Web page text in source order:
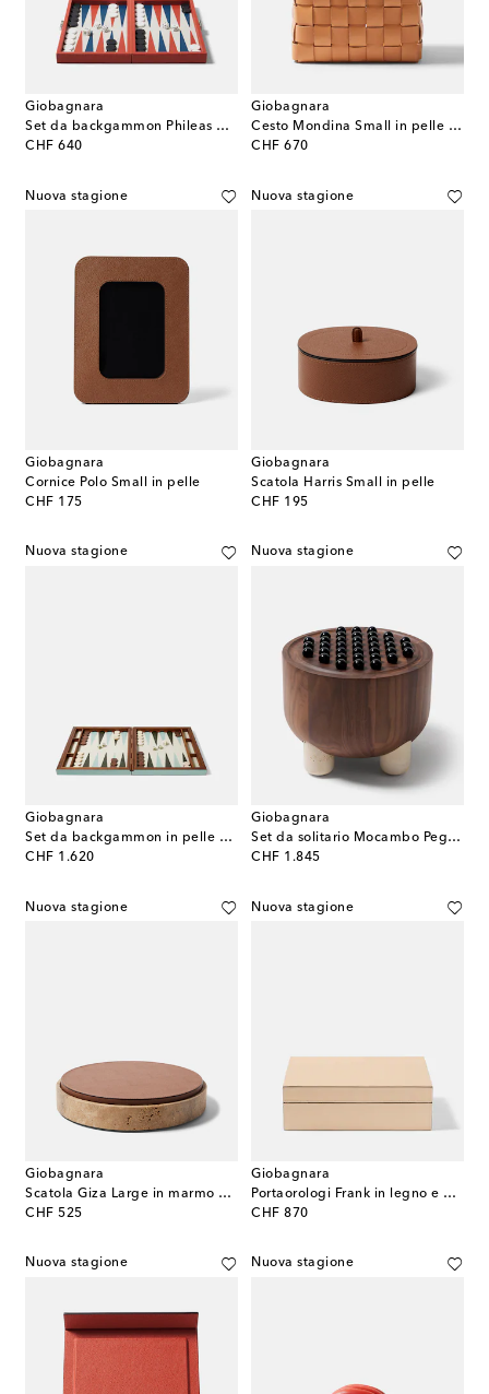
Giobagnara
Set da backgammon Phileas Miniature in pelle
CHF 640
original price
Giobagnara
Cesto Mondina Small in pelle intrecciata
CHF 670
original price
Nuova stagione
Giobagnara
Cornice Polo Small in pelle
CHF 175
original price
Nuova stagione
Giobagnara
Scatola Harris Small in pelle
CHF 195
original price
Nuova stagione
Giobagnara
Set da backgammon in pelle e legno
CHF 1.620
original price
Nuova stagione
Giobagnara
Set da solitario Mocambo Peg in noce
CHF 1.845
original price
Nuova stagione
Giobagnara
Scatola Giza Large in marmo e pelle
CHF 525
original price
Nuova stagione
Giobagnara
Portaorologi Frank in legno e pelle
CHF 870
original price
Nuova stagione Nuova stagione